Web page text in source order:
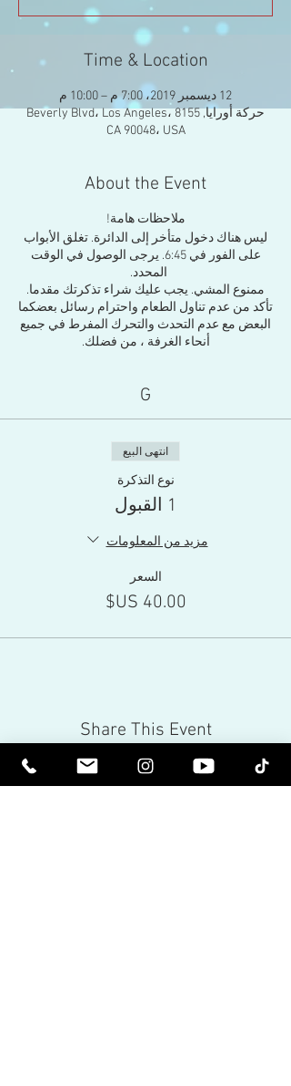
Time & Location
12 ديسمبر 2019، 7:00 م – 10:00 م
حركة أورايا, 8155 Beverly Blvd، Los Angeles،
CA 90048، USA
About the Event
ملاحظات هامة!
ليس هناك دخول متأخر إلى الدائرة. تغلق الأبواب
على الفور في 6:45. يرجى الوصول في الوقت
المحدد.
ممنوع المشي. يجب عليك شراء تذكرتك مقدما.
تأكد من عدم تناول الطعام واحترام رسائل بعضكما
البعض مع عدم التحدث والتحرك المفرط في جميع
أنحاء الغرفة ، من فضلك.
G
انتهى البيع
نوع التذكرة
1 القبول
مزيد من المعلومات
السعر
Share This Event